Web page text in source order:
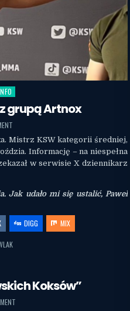
z grupą Artnox
Mistrz KSW kategorii średniej,
Informację – na niespełna
w serwisie X dziennikarz
Jak udało mi się ustalić, Paweł
DIGG MIX
Koksów”